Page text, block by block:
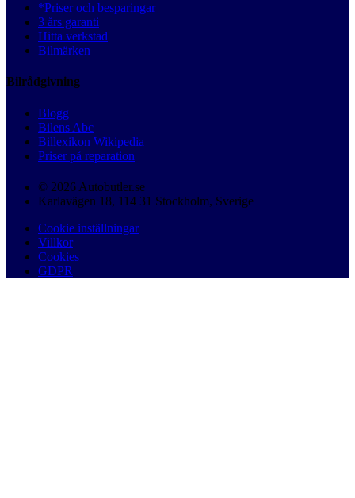
*Priser och besparingar
3 års garanti
Hitta verkstad
Bilmärken
Bilrådgivning
Blogg
Bilens Abc
Billexikon Wikipedia
Priser på reparation
© 2026 Autobutler.se
Karlavägen 18, 114 31 Stockholm, Sverige
Cookie inställningar
Villkor
Cookies
GDPR